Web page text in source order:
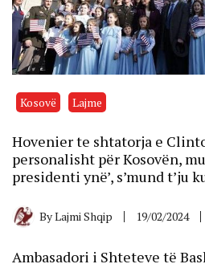
Kosovë Lajme
Hovenier te shtatorja e
personalisht për Kosovën,
presidenti ynë’, s’mund t’ju
ByLajmi Shqip 19/02/2024
Ambasadori i Shteteve të